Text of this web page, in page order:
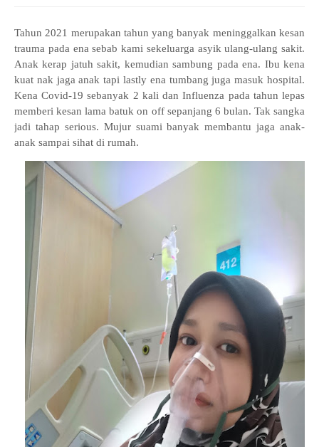
Tahun 2021 merupakan tahun yang banyak meninggalkan kesan
trauma pada ena sebab kami sekeluarga asyik ulang-ulang sakit.
Anak kerap jatuh sakit, kemudian sambung pada ena. Ibu kena
kuat nak jaga anak tapi lastly ena tumbang juga masuk hospital.
Kena Covid-19 sebanyak 2 kali dan Influenza pada tahun lepas
memberi kesan lama batuk on off sepanjang 6 bulan. Tak sangka
jadi tahap serious. Mujur suami banyak membantu jaga anak-
anak sampai sihat di rumah.